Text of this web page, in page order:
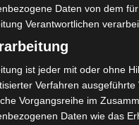
Daten von dem
Verantwortlichen
ist jeder mit oder ohne
Verfahren ausgeführte
Vorgangsreihe im
Daten wie das